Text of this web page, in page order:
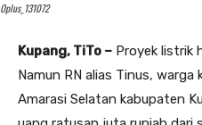
Oplus_131072
Kupang, TiTo – Proyek listrik
Namun RN alias Tinus,
Amarasi Selatan kabupaten